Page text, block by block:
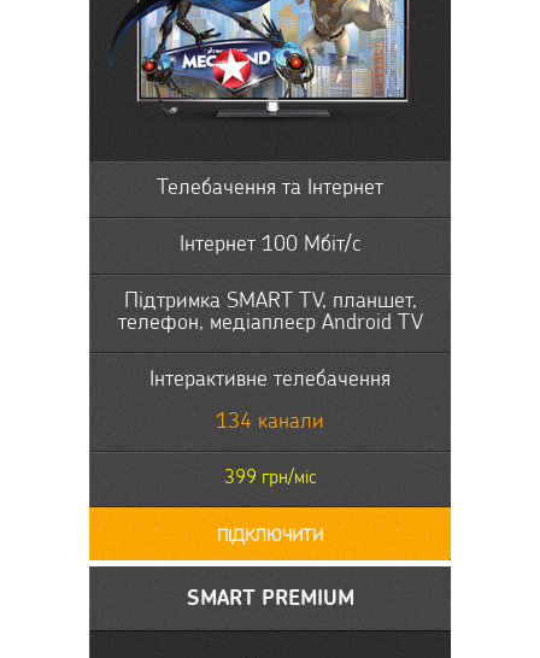
Телебачення та Інтернет
Інтернет 100 Мбіт/с
Підтримка SMART TV, планшет,
телефон, медіаплеєр Android TV
Інтерактивне телебачення
134 канали
399 грн/міс
ПІДКЛЮЧИТИ
SMART PREMIUM